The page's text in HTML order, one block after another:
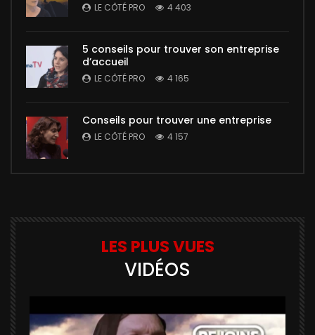
LE CÔTÉ PRO 4 403
5 conseils pour trouver son entreprise
d’accueil
LE CÔTÉ PRO 4 165
Conseils pour trouver une entreprise
LE CÔTÉ PRO 4 157
LES PLUS VUES
VIDÉOS